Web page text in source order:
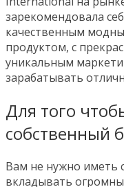
зарекомендовала
качественным
продуктом, с
уникальным
зарабатывать
Для того
собственный
Вам не нужно иметь
вкладывать